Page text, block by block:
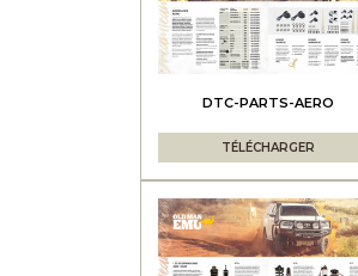
DTC-PARTS-AERO
TÉLÉCHARGER